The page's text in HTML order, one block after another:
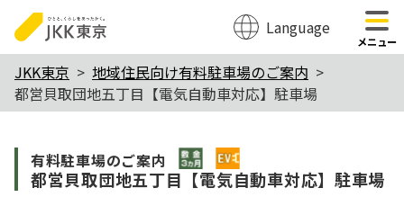
のページの本文へ移動
Language
メニュー
JKK東京
地域住民向け有料駐車場のご案内
都営貝取団地五丁目【電気自動車対応】駐車場
有料駐⾞場のご案内 敷金3か月
$Item
都営貝取団地五丁目【電気自動車対応】駐車場